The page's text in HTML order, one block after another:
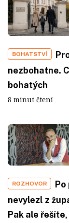
BOHATSTVÍ
nezbohatne.
bohatých
8 minut čtení
ROZHOVOR
nevylezl z
Pak ale